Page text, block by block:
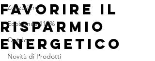
Zanzariere
Ecobonus 110%
Outdoor
Novità di Prodotti
FAVORIRE IL
RISPARMIO
ENERGETICO